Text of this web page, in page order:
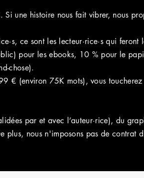
Si une histoire nous fait vibrer, nous
ce sont les lecteur·rice·s qui feront
pour les ebooks, 10 % pour le
chose).
€ (environ 75K mots), vous
par et avec l’auteur·rice), du
plus, nous n'imposons pas de contrat